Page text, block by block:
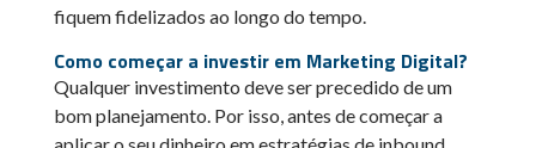
fiquem fidelizados ao longo do tempo.
Como começar a investir em Marketing Digital?
Qualquer investimento deve ser precedido de um
bom planejamento. Por isso, antes de começar a